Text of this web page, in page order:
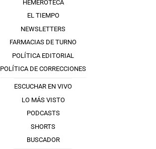
HEMEROTECA
EL TIEMPO
NEWSLETTERS
FARMACIAS DE TURNO
POLÍTICA EDITORIAL
POLÍTICA DE CORRECCIONES
ESCUCHAR EN VIVO
LO MÁS VISTO
PODCASTS
SHORTS
BUSCADOR